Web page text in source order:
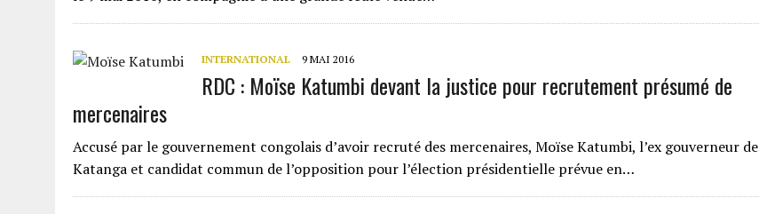
INTERNATIONAL 9 MAI 2016
RDC : Moïse Katumbi devant la justice pour recrutement présumé de
mercenaires
Accusé par le gouvernement congolais d’avoir recruté des mercenaires, Moïse Katumbi, l’ex gouverneur de
Katanga et candidat commun de l’opposition pour l’élection présidentielle prévue en…